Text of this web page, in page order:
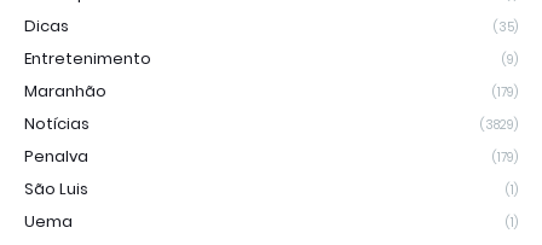
Dicas (35)
Entretenimento (9)
Maranhão (179)
Notícias (3829)
Penalva (179)
São Luis (1)
Uema (1)